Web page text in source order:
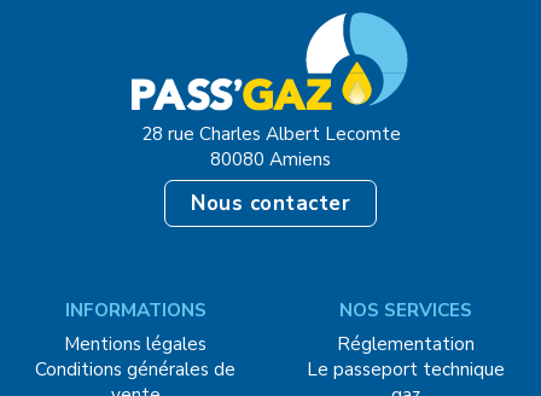
28 rue Charles Albert Lecomte
80080 Amiens
Nous contacter
INFORMATIONS
Mentions légales
Conditions générales de
NOS SERVICES
Réglementation
Le passeport technique